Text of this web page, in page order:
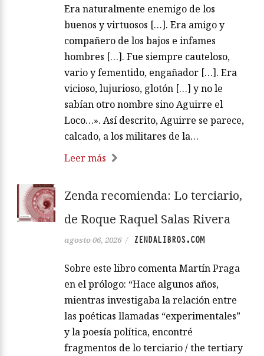
Era naturalmente enemigo de los
buenos y virtuosos […]. Era amigo y
compañero de los bajos e infames
hombres […]. Fue siempre cauteloso,
vario y fementido, engañador […]. Era
vicioso, lujurioso, glotón […] y no le
sabían otro nombre sino Aguirre el
Loco…». Así descrito, Aguirre se parece,
calcado, a los militares de la…
Leer más
Zenda recomienda: Lo terciario,
de Roque Raquel Salas Rivera
agosto 06, 2026 / ZENDALIBROS.COM
Sobre este libro comenta Martín Praga
en el prólogo: “Hace algunos años,
mientras investigaba la relación entre
las poéticas llamadas “experimentales”
y la poesía política, encontré
fragmentos de lo terciario / the tertiary